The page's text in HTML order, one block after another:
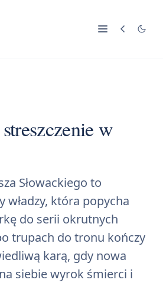
w
Słowackiego to
władzy, która popycha
do serii okrutnych
trupach do tronu kończy
karą, gdy nowa
siebie wyrok śmierci i